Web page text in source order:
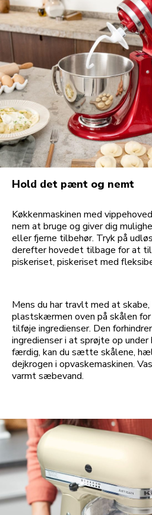
Hold det pænt og nemt
Køkkenmaskinen med
nem at bruge og giver dig
eller fjerne tilbehør. Tryk på
derefter hovedet tilbage for at
piskeriset, piskeriset med
Mens du har travlt med at
plastskærmen oven på skålen
tilføje ingredienser. Den
ingredienser i at sprøjte op under
færdig, kan du sætte skålene,
dejkrogen i opvaskemaskinen.
varmt sæbevand.